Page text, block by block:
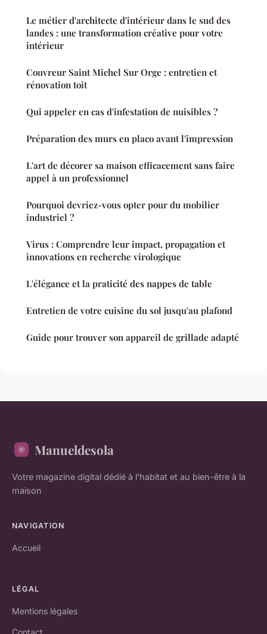
Le métier d'architecte d'intérieur dans le sud des
landes : une transformation créative pour votre
intérieur
Couvreur Saint Michel Sur Orge : entretien et
rénovation toit
Qui appeler en cas d'infestation de nuisibles ?
Préparation des murs en placo avant l'impression
L'art de décorer sa maison efficacement sans faire
appel à un professionnel
Pourquoi devriez-vous opter pour du mobilier
industriel ?
Virus : Comprendre leur impact, propagation et
innovations en recherche virologique
L'élégance et la praticité des nappes de table
Entretien de votre cuisine du sol jusqu'au plafond
Guide pour trouver son appareil de grillade adapté
Manueldesola
Votre magazine digital dédié à l'habitat et au bien-être à la
maison
NAVIGATION
Accueil
LÉGAL
Mentions légales
Contact